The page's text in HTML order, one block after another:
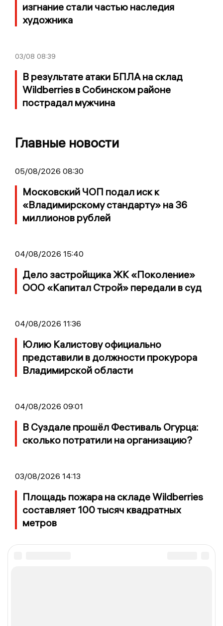
изгнание стали частью наследия
художника
03/08 08:39
В результате атаки БПЛА на склад
Wildberries в Собинском районе
пострадал мужчина
Главные новости
05/08/2026 08:30
Московский ЧОП подал иск к
«Владимирскому стандарту» на 36
миллионов рублей
04/08/2026 15:40
Дело застройщика ЖК «Поколение»
ООО «Капитал Строй» передали в суд
04/08/2026 11:36
Юлию Калистову официально
представили в должности прокурора
Владимирской области
04/08/2026 09:01
В Суздале прошёл Фестиваль Огурца:
сколько потратили на организацию?
03/08/2026 14:13
Площадь пожара на складе Wildberries
составляет 100 тысяч квадратных
метров